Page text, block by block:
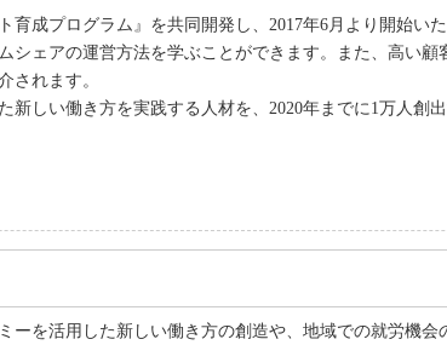
育成プログラム』を共同開発し、2017年6月より開始い
シェアの運営方法を学ぶことができます。また、高い
されます。
しい働き方を実践する人材を、2020年までに1万人創
ーを活用した新しい働き方の創造や、地域での就労機